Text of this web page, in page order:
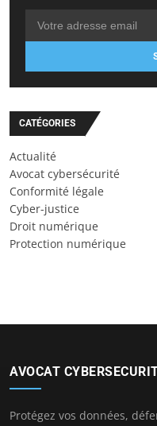
CATÉGORIES
Actualité
Avocat cybersécurité
Conformité légale
Cyber-justice
Droit numérique
Protection numérique
AVOCAT
Protégez vos données,